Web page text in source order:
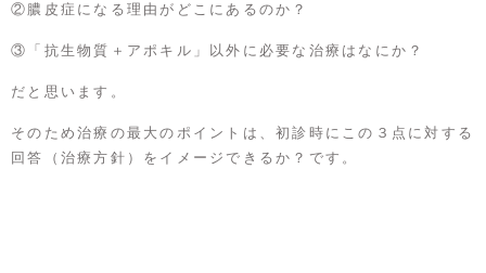
②膿皮症になる理由がどこにあるのか？
③「抗生物質＋アポキル」以外に必要な治療はなにか？
だと思います。
そのため治療の最大のポイントは、初診時にこの３点に対する
回答（治療方針）をイメージできるか？です。